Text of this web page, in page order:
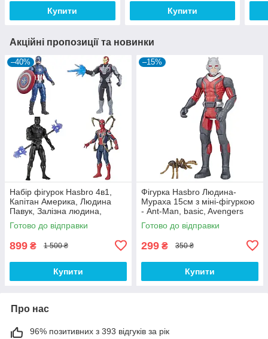
Купити Купити
Акційні пропозиції та новинки
–40%
Набір фігурок Hasbro 4в1,
Капітан Америка, Людина
Павук, Залізна людина,
Чорна Пантера, 15 см -
Avengers
Готово до відправки
899 ₴ 1 500 ₴
Купити
–15%
Фігурка Hasbro Людина-
Мураха 15см з міні-фігуркою
- Ant-Man, basic, Avengers
Готово до відправки
299 ₴ 350 ₴
Купити
Про нас
96% позитивних з 393 відгуків за рік